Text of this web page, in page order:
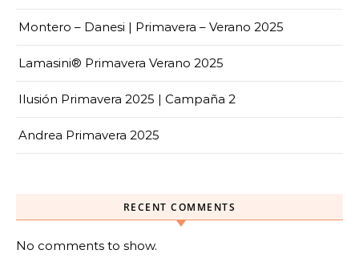
Montero – Danesi | Primavera – Verano 2025
Lamasini® Primavera Verano 2025
Ilusión Primavera 2025 | Campaña 2
Andrea Primavera 2025
RECENT COMMENTS
No comments to show.